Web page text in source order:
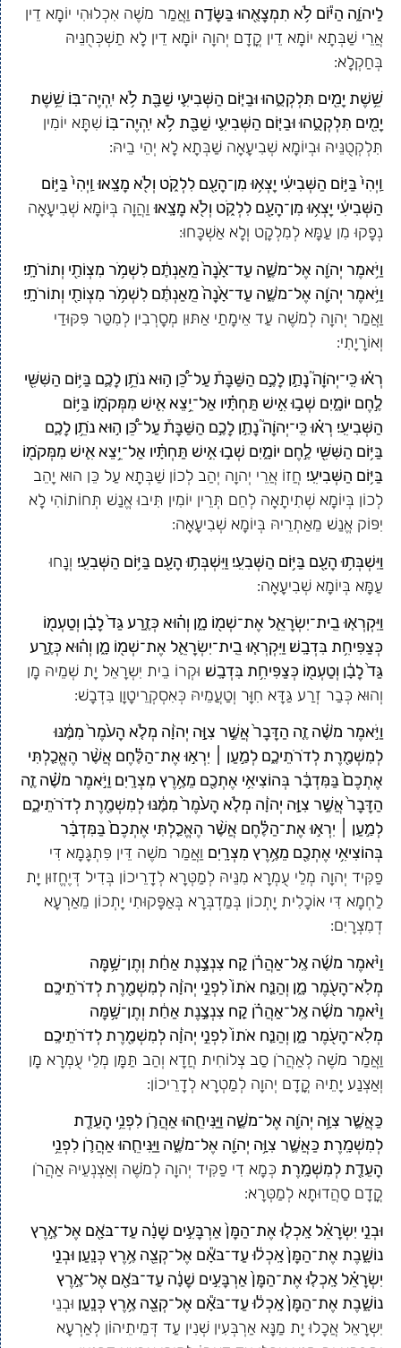
לַיהֹוָ֑ה הַיּ֕וֹם לֹ֥א תִמְצָאֻ֖הוּ בַּשָּׂדֶֽה׃ וַאֲמַר מֹשֶׁה אִכְלוּהִי יוֹמָא דֵין
אֲרֵי שַׁבְּתָא יוֹמָא דֵין קֳדָם יְהוָה יוֹמָא דֵין לָא תַשְׁכְּחֻנֵּיהּ
בְּחַקְלָא:
שֵׁ֥שֶׁת יָמִ֖ים תִּלְקְטֻ֑הוּ וּבַיּ֧וֹם הַשְּׁבִיעִ֛י שַׁבָּ֖ת לֹ֥א יִֽהְיֶה־בּֽוֹ׃ שֵׁ֥שֶׁת
יָמִ֖ים תִּלְקְטֻ֑הוּ וּבַיּ֧וֹם הַשְּׁבִיעִ֛י שַׁבָּ֖ת לֹ֥א יִֽהְיֶה־בּֽוֹ׃ שִׁתָּא יוֹמִין
תִּלְקְטֻנֵּיהּ וּבְיוֹמָא שְׁבִיעָאָה שַׁבְּתָא לָא יְהֵי בֵיהּ:
וַֽיְהִי֙ בַּיּ֣וֹם הַשְּׁבִיעִ֔י יָצְא֥וּ מִן־הָעָ֖ם לִלְקֹ֑ט וְלֹ֖א מָצָֽאוּ׃ וַֽיְהִי֙ בַּיּ֣וֹם
הַשְּׁבִיעִ֔י יָצְא֥וּ מִן־הָעָ֖ם לִלְקֹ֑ט וְלֹ֖א מָצָֽאוּ׃וַהֲוָה בְּיוֹמָא שְׁבִיעָאָה
נְפָקוּ מִן עַמָּא לְמִלְקָט וְלָא אַשְׁכָּחוּ:
וַיֹּ֥אמֶר יְהֹוָ֖ה אֶל־מֹשֶׁ֑ה עַד־אָ֙נָה֙ מֵֽאַנְתֶּ֔ם לִשְׁמֹ֥ר מִצְוֺתַ֖י וְתוֹרֹתָֽי׃
וַיֹּ֥אמֶר יְהֹוָ֖ה אֶל־מֹשֶׁ֑ה עַד־אָ֙נָה֙ מֵֽאַנְתֶּ֔ם לִשְׁמֹ֥ר מִצְוֺתַ֖י וְתוֹרֹתָֽי׃
וַאֲמַר יְהוָה לְמֹשֶׁה עַד אֵימָתַי אַתּוּן מְסָרְבִין לְמִטַּר פִּקּוּדַי
וְאוֹרָיָתִי:
רְא֗וּ כִּֽי־יְהֹוָה֮ נָתַ֣ן לָכֶ֣ם הַשַּׁבָּת֒ עַל־כֵּ֠ן ה֣וּא נֹתֵ֥ן לָכֶ֛ם בַּיּ֥וֹם הַשִּׁשִּׁ֖י
לֶ֣חֶם יוֹמָ֑יִם שְׁב֣וּ אִ֣ישׁ תַּחְתָּ֗יו אַל־יֵ֥צֵא אִ֛ישׁ מִמְּקֹמ֖וֹ בַּיּ֥וֹם
הַשְּׁבִיעִֽי׃ רְא֗וּ כִּֽי־יְהֹוָה֮ נָתַ֣ן לָכֶ֣ם הַשַּׁבָּת֒ עַל־כֵּ֠ן ה֣וּא נֹתֵ֥ן לָכֶ֛ם
בַּיּ֥וֹם הַשִּׁשִּׁ֖י לֶ֣חֶם יוֹמָ֑יִם שְׁב֣וּ אִ֣ישׁ תַּחְתָּ֗יו אַל־יֵ֥צֵא אִ֛ישׁ מִמְּקֹמ֖וֹ
בַּיּ֥וֹם הַשְּׁבִיעִֽי׃ חֲזוֹ אֲרֵי יְהוָה יְהַב לְכוֹן שַׁבְּתָא עַל כֵּן הוּא יָהֵב
לְכוֹן בְּיוֹמָא שְׁתִיתָאָה לְחֵם תְּרֵין יוֹמִין תִּיבוּ אֱנַשׁ תְּחוֹתוֹהִי לָא
יִפּוֹק אֱנַשׁ מֵאַתְרֵיהּ בְּיוֹמָא שְׁבִיעָאָה:
וַיִּשְׁבְּת֥וּ הָעָ֖ם בַּיּ֥וֹם הַשְּׁבִעִֽי׃ וַיִּשְׁבְּת֥וּ הָעָ֖ם בַּיּ֥וֹם הַשְּׁבִעִֽי׃ וְנָחוּ
עַמָּא בְּיוֹמָא שְׁבִיעָאָה:
וַיִּקְרְא֧וּ בֵֽית־יִשְׂרָאֵ֛ל אֶת־שְׁמ֖וֹ מָ֑ן וְה֗וּא כְּזֶ֤רַע גַּד֙ לָבָ֔ן וְטַעְמ֖וֹ
כְּצַפִּיחִ֥ת בִּדְבָֽשׁ׃ וַיִּקְרְא֧וּ בֵֽית־יִשְׂרָאֵ֛ל אֶת־שְׁמ֖וֹ מָ֑ן וְה֗וּא כְּזֶ֤רַע
גַּד֙ לָבָ֔ן וְטַעְמ֖וֹ כְּצַפִּיחִ֥ת בִּדְבָֽשׁ׃ וּקְרוֹ בֵית יִשְרָאֵל יָת שְׁמֵיהּ מָן
וְהוּא כְּבַר זְרַע גַּדָּא חִוָּר וְטַעֲמֵיהּ כְּאִסְקְרֵיטָוָן בִּדְבָשׁ:
וַיֹּ֣אמֶר מֹשֶׁ֗ה זֶ֤ה הַדָּבָר֙ אֲשֶׁ֣ר צִוָּ֣ה יְהֹוָ֔ה מְלֹ֤א הָעֹ֙מֶר֙ מִמֶּ֔נּוּ
לְמִשְׁמֶ֖רֶת לְדֹרֹתֵיכֶ֑ם לְמַ֣עַן ׀ יִרְא֣וּ אֶת־הַלֶּ֗חֶם אֲשֶׁ֨ר הֶאֱכַ֤לְתִּי
אֶתְכֶם֙ בַּמִּדְבָּ֔ר בְּהוֹצִיאִ֥י אֶתְכֶ֖ם מֵאֶ֥רֶץ מִצְרָֽיִם׃ וַיֹּ֣אמֶר מֹשֶׁ֗ה זֶ֤ה
הַדָּבָר֙ אֲשֶׁ֣ר צִוָּ֣ה יְהֹוָ֔ה מְלֹ֤א הָעֹ֙מֶר֙ מִמֶּ֔נּוּ לְמִשְׁמֶ֖רֶת לְדֹרֹתֵיכֶ֑ם
לְמַ֣עַן ׀ יִרְא֣וּ אֶת־הַלֶּ֗חֶם אֲשֶׁ֨ר הֶאֱכַ֤לְתִּי אֶתְכֶם֙ בַּמִּדְבָּ֔ר
בְּהוֹצִיאִ֥י אֶתְכֶ֖ם מֵאֶ֥רֶץ מִצְרָֽיִם׃ וַאֲמַר מֹשֶׁה דֵּין פִּתְגָּמָא דִּי
פַקִּיד יְהוָה מְלֵי עֻמְרָא מִנֵּיהּ לְמַטְּרָא לְדָרֵיכוֹן בְּדִיל דְּיֶחֱזוּן יָת
לַחְמָא דִּי אוֹכָלִית יָתְכוֹן בְּמַדְבְּרָא בְּאַפָּקוּתִי יָתְכוֹן מֵאַרְעָא
דְמִצְרָיִם:
וַיֹּ֨אמֶר מֹשֶׁ֜ה אֶֽל־אַהֲרֹ֗ן קַ֚ח צִנְצֶ֣נֶת אַחַ֔ת וְתֶן־שָׁ֥מָּה
מְלֹֽא־הָעֹ֖מֶר מָ֑ן וְהַנַּ֤ח אֹתוֹ֙ לִפְנֵ֣י יְהֹוָ֔ה לְמִשְׁמֶ֖רֶת לְדֹרֹתֵיכֶֽם׃
וַיֹּ֨אמֶר מֹשֶׁ֜ה אֶֽל־אַהֲרֹ֗ן קַ֚ח צִנְצֶ֣נֶת אַחַ֔ת וְתֶן־שָׁ֥מָּה
מְלֹֽא־הָעֹ֖מֶר מָ֑ן וְהַנַּ֤ח אֹתוֹ֙ לִפְנֵ֣י יְהֹוָ֔ה לְמִשְׁמֶ֖רֶת לְדֹרֹתֵיכֶֽם׃
וַאֲמַר מֹשֶׁה לְאַהֲרֹן סַב צְלוֹחִית חֲדָא וְהַב תַּמָּן מְלֵי עֻמְרָא מָן
וְאַצְנַע יָתֵיהּ קֳדָם יְהוָה לְמַטְרָא לְדָרֵיכוֹן:
כַּאֲשֶׁ֛ר צִוָּ֥ה יְהֹוָ֖ה אֶל־מֹשֶׁ֑ה וַיַּנִּיחֵ֧הוּ אַהֲרֹ֛ן לִפְנֵ֥י הָעֵדֻ֖ת
לְמִשְׁמָֽרֶת׃ כַּאֲשֶׁ֛ר צִוָּ֥ה יְהֹוָ֖ה אֶל־מֹשֶׁ֑ה וַיַּנִּיחֵ֧הוּ אַהֲרֹ֛ן לִפְנֵ֥י
הָעֵדֻ֖ת לְמִשְׁמָֽרֶת׃ כְּמָא דִי פַקִּיד יְהוָה לְמֹשֶׁה וְאַצְנְעֵיהּ אַהֲרֹן
קֳדָם סַהֲדוּתָא לְמַטְּרָא:
וּבְנֵ֣י יִשְׂרָאֵ֗ל אָֽכְל֤וּ אֶת־הַמָּן֙ אַרְבָּעִ֣ים שָׁנָ֔ה עַד־בֹּאָ֖ם אֶל־אֶ֣רֶץ
נוֹשָׁ֑בֶת אֶת־הַמָּן֙ אָֽכְל֔וּ עַד־בֹּאָ֕ם אֶל־קְצֵ֖ה אֶ֥רֶץ כְּנָֽעַן׃ וּבְנֵ֣י
יִשְׂרָאֵ֗ל אָֽכְל֤וּ אֶת־הַמָּן֙ אַרְבָּעִ֣ים שָׁנָ֔ה עַד־בֹּאָ֖ם אֶל־אֶ֣רֶץ
נוֹשָׁ֑בֶת אֶת־הַמָּן֙ אָֽכְל֔וּ עַד־בֹּאָ֕ם אֶל־קְצֵ֖ה אֶ֥רֶץ כְּנָֽעַן׃ וּבְנֵי
יִשְרָאֵל אֲכָלוּ יָת מַנָּא אַרְבְּעִין שְׁנִין עַד דְּמֵיתֵיהוֹן לְאַרְעָא